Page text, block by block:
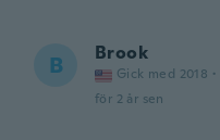
B Brook
Gick med 2018 ·
för 2 år sen